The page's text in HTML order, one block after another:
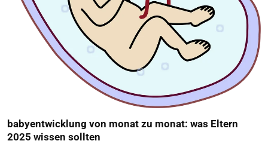
babyentwicklung von monat zu monat: was Eltern
2025 wissen sollten